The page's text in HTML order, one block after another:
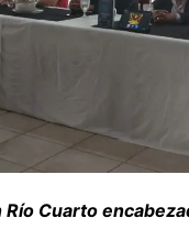
Río Cuarto